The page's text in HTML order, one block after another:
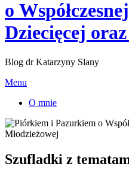
o
Dziecięcej
Blog dr Katarzyny Slany
Menu
O mnie
Szufladki z